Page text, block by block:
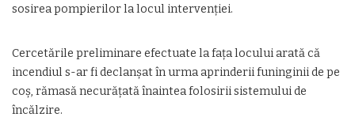
sosirea pompierilor la locul intervenției.
Cercetările preliminare efectuate la fața locului arată că
incendiul s-ar fi declanșat în urma aprinderii funinginii de pe
coș, rămasă necurățată înaintea folosirii sistemului de
încălzire.